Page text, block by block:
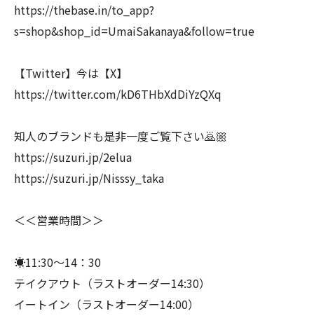
https://thebase.in/to_app?
s=shop&shop_id=UmaiSakanaya&follow=true
【Twitter】今は【X】
https://twitter.com/kD6THbXdDiYzQXq
知人のブランドも是非一度ご覧下さい🙇🏼
https://suzuri.jp/2elua
https://suzuri.jp/Nisssy_taka
＜＜営業時間＞＞
☀️11:30～14：30
テイクアウト（ラストオーダー14:30）
イートイン（ラストオーダー14:00）